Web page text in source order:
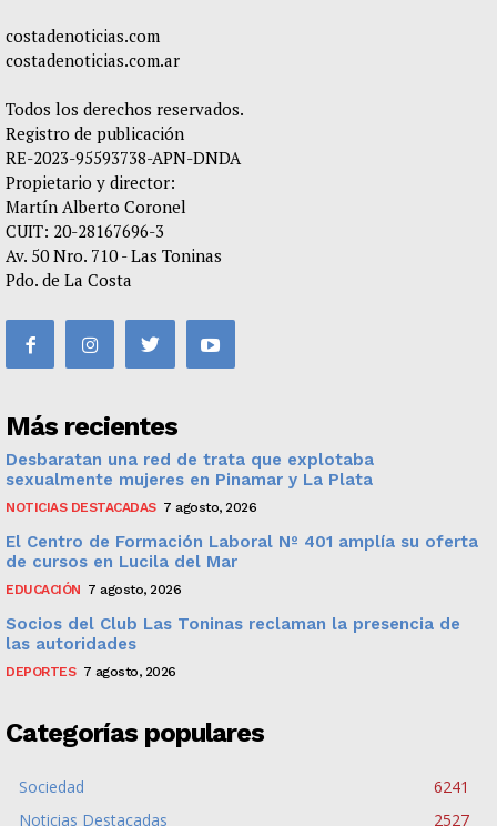
costadenoticias.com
costadenoticias.com.ar
Todos los derechos reservados.
Registro de publicación
RE-2023-95593738-APN-DNDA
Propietario y director:
Martín Alberto Coronel
CUIT: 20-28167696-3
Av. 50 Nro. 710 - Las Toninas
Pdo. de La Costa
Más recientes
Desbaratan una red de trata que explotaba
sexualmente mujeres en Pinamar y La Plata
NOTICIAS DESTACADAS 7 agosto, 2026
El Centro de Formación Laboral Nº 401 amplía su oferta
de cursos en Lucila del Mar
EDUCACIÓN 7 agosto, 2026
Socios del Club Las Toninas reclaman la presencia de
las autoridades
DEPORTES 7 agosto, 2026
Categorías populares
Sociedad
6241
Noticias Destacadas
2527